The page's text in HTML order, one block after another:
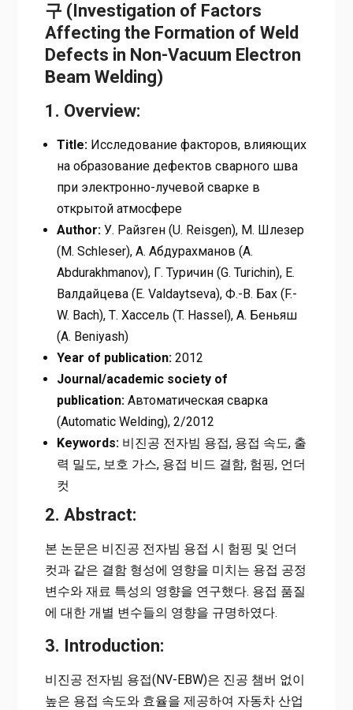
구 (Investigation of Factors
Affecting the Formation of Weld
Defects in Non-Vacuum Electron
Beam Welding)
1. Overview:
Title:Исследование факторов, влияющих
на образование дефектов сварного шва
при электронно-лучевой сварке в
открытой атмосфере
Author:У. Райзген (U. Reisgen), М. Шлезер
(M. Schleser), А. Абдурахманов (A.
Abdurakhmanov), Г. Туричин (G. Turichin), Е.
Валдайцева (E. Valdaytseva), Ф.-В. Бах (F.-
W. Bach), Т. Хассель (T. Hassel), А. Беньяш
(A. Beniyash)
Year of publication:2012
Journal/academic society of
publication:Автоматическая сварка
(Automatic Welding), 2/2012
Keywords:비진공 전자빔 용접, 용접 속도, 출
력 밀도, 보호 가스, 용접 비드 결함, 험핑, 언더
컷
2. Abstract:
본 논문은 비진공 전자빔 용접 시 험핑 및 언더
컷과 같은 결함 형성에 영향을 미치는 용접 공정
변수와 재료 특성의 영향을 연구했다. 용접 품질
에 대한 개별 변수들의 영향을 규명하였다.
3. Introduction:
비진공 전자빔 용접(NV-EBW)은 진공 챔버 없이
높은 용접 속도와 효율을 제공하여 자동차 산업